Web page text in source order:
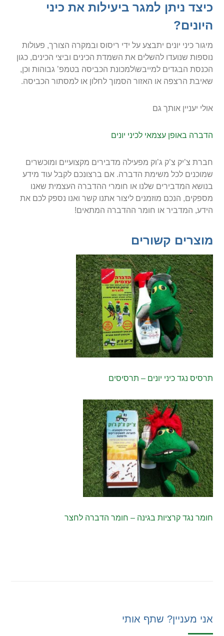
כיצד ניתן למגר ביעילות את כיני
היונים?
מיגור כיני יונים יתבצע על ידי ריסוס ובמקרה הצורך, פעולות
נוספות שנועדו להשלים את השמדת הכינים וביצי הכינים, כגון
הכנסת הבגדים למייבש\למכונת הכביסה בטמפ’ גבוהות וכן,
שאיבת הרצפה או האזור הסמוך לחלון או למסתור הכביסה.
אולי יעניין אותך גם
הדברה באופן עצמאי לכיני יונים
חברת צ’יק צ’ק ג’וק מפעילה מדבירים מקצועיים ומוכשרים
שמוכנים לכל משימת הדברה. אם ברצונכם לקבל עוד מידע
בנושא המדבירים שלנו או חומרי ההדברה העצמית שאנו
מספקים, הנכם מוזמנים ליצור אתנו קשר ואנו נספק לכם את
הידע, המדביר או חומר ההדברה המתאים!
מוצרים קשורים
תרסיס נגד כיני יונים – תרסיסים
חומר נגד קרציות בגינה – חומר הדברה לחצר
אני מעניין? שתף אותי